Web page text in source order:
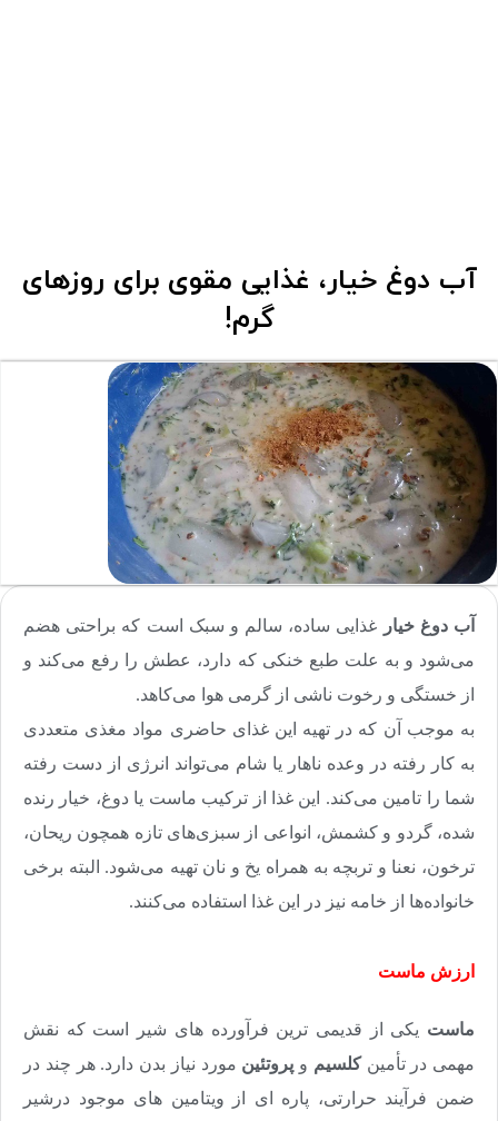
آب دوغ خیار، غذایی مقوی برای روزهای
گرم!
آب دوغ خیار
غذایی ساده، سالم و سبک است که براحتی هضم
می‌شود و به علت طبع خنکی که دارد، عطش را رفع می‌کند و
از خستگی و رخوت ناشی از گرمی هوا می‌کاهد.
به موجب آن که در تهیه این غذای حاضری مواد مغذی متعددی
به کار رفته در وعده ناهار یا شام می‌تواند انرژی از دست رفته
شما را تامین می‌کند. این غذا از ترکیب ماست یا دوغ، خیار رنده
شده، گردو و کشمش، انواعی از سبزی‌های تازه همچون ریحان،
ترخون، نعنا و تربچه به همراه یخ و نان تهیه می‌شود. البته برخی
خانواده‌ها از خامه نیز در این غذا استفاده می‌کنند.
ارزش ماست
ماست یکی از قدیمی ترین فرآورده های شیر است که نقش
مهمی در تأمینکلسیم و پروتئین مورد نیاز بدن دارد. هر چند در
ضمن فرآیند حرارتی، پاره ای از ویتامین های موجود درشیر